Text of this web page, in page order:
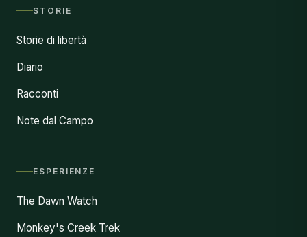
STORIE
Storie di libertà
Diario
Racconti
Note dal Campo
ESPERIENZE
The Dawn Watch
Monkey's Creek Trek